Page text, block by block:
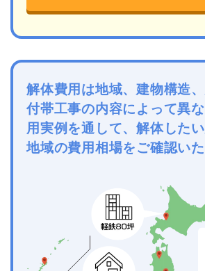
解体費用は地域、建物構造、
付帯工事の内容によって異
用実例を通して、解体した
地域の費用相場をご確認いた